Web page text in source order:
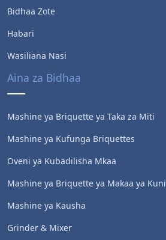
Bidhaa Zote
Habari
Wasiliana Nasi
Aina za Bidhaa
Mashine ya Briquette ya Taka za Miti
Mashine ya Kufunga Briquettes
Oveni ya Kubadilisha Mkaa
Mashine ya Briquette ya Makaa ya Kuni
Mashine ya Kausha
Grinder & Mixer